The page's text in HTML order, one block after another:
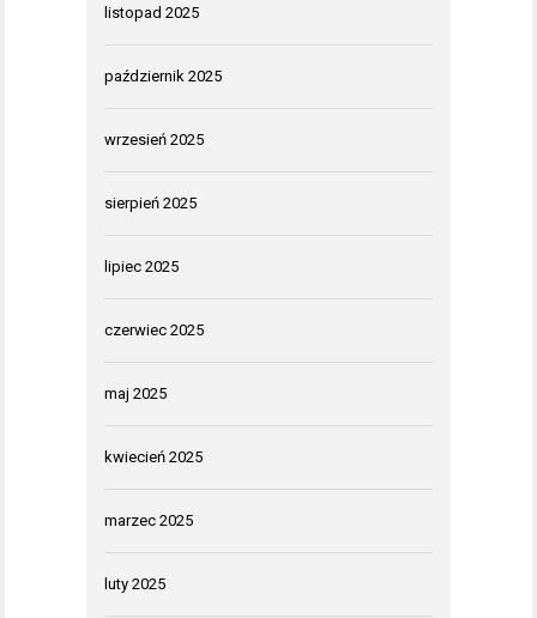
listopad 2025
październik 2025
wrzesień 2025
sierpień 2025
lipiec 2025
czerwiec 2025
maj 2025
kwiecień 2025
marzec 2025
luty 2025